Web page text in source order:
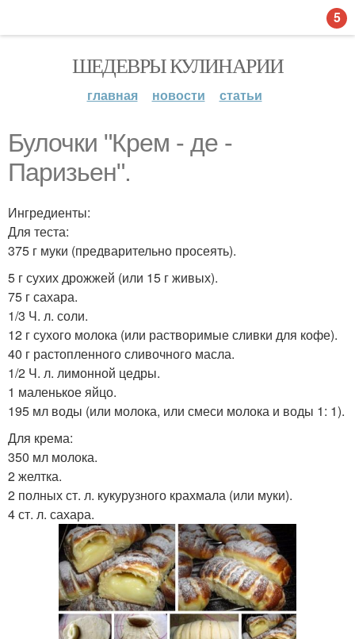
ШЕДЕВРЫ КУЛИНАРИИ
главная новости статьи
Булочки "Крем - де -
Паризьен".
Ингредиенты:
Для теста:
375 г муки (предварительно просеять).
5 г сухих дрожжей (или 15 г живых).
75 г сахара.
1/3 Ч. л. соли.
12 г сухого молока (или растворимые сливки для кофе).
40 г растопленного сливочного масла.
1/2 Ч. л. лимонной цедры.
1 маленькое яйцо.
195 мл воды (или молока, или смеси молока и воды 1: 1).
Для крема:
350 мл молока.
2 желтка.
2 полных ст. л. кукурузного крахмала (или муки).
4 ст. л. сахара.
5